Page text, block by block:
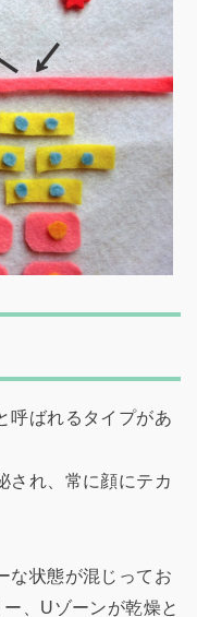
呼ばれるタイプがあ
され、常に顔にテカ
な状態が混じってお
、Uゾーンが乾燥と